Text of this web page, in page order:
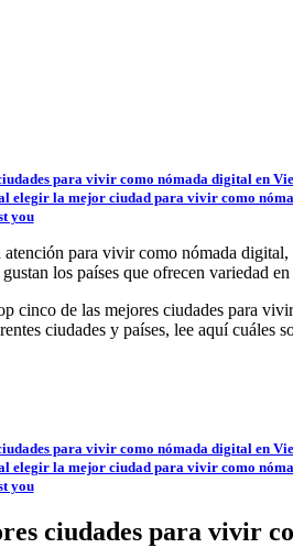
para vivir como nómada digital en
elegir la mejor ciudad para vivir como
you
para vivir como nómada
los países que ofrecen variedad
cinco de las mejores ciudades para
ciudades y países, lee aquí cuáles
para vivir como nómada digital en
elegir la mejor ciudad para vivir como
you
ciudades para vivir